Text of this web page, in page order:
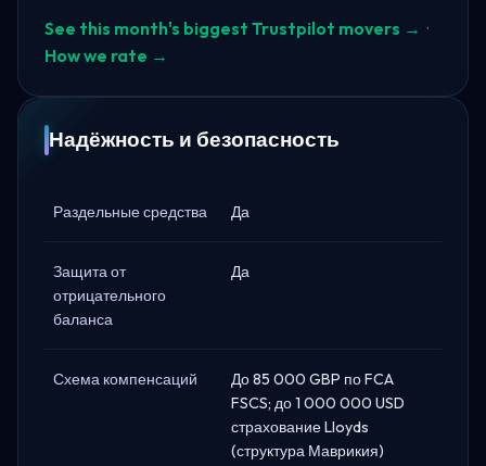
See this month's biggest Trustpilot movers → ·
How we rate →
Надёжность и безопасность
Раздельные средства Да
Защита от
отрицательного
баланса
Да
Схема компенсаций
До 85 000 GBP по FCA
FSCS; до 1 000 000 USD
страхование Lloyds
(структура Маврикия)